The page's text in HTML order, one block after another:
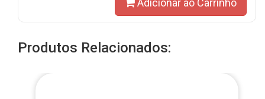
Adicionar ao Carrinho
Produtos Relacionados: